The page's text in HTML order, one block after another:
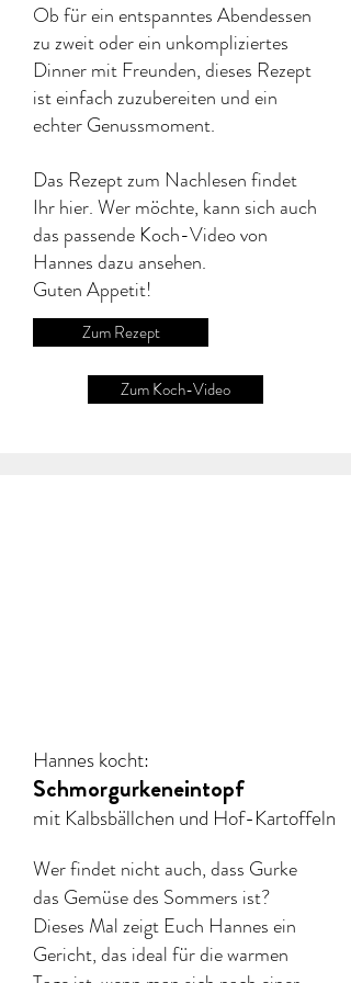
Ob für ein entspanntes Abendessen
zu zweit oder ein unkompliziertes
Dinner mit Freunden, dieses Rezept
ist einfach zuzubereiten und ein
echter Genussmoment.
Das Rezept zum Nachlesen findet
Ihr hier. Wer möchte, kann sich auch
das passende Koch-Video von
Hannes dazu ansehen.
Guten Appetit!
Zum Rezept
Zum Koch-Video
Hannes kocht:
Schmorgurkeneintopf
mit Kalbsbällchen und Hof-Kartoffeln
Wer findet nicht auch, dass Gurke
das Gemüse des Sommers ist?
Dieses Mal zeigt Euch Hannes ein
Gericht, das ideal für die warmen